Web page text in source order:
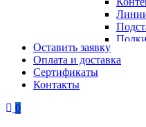
Полки
Столы
Тепловое
Оставить заявку
Оплата и доставка
Сертификаты
Контакты
0